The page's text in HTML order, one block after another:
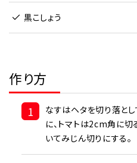
黒こしょう
作り方
1
なすはヘタを切り落と
に、トマトは2cm角に切
いてみじん切りにする。